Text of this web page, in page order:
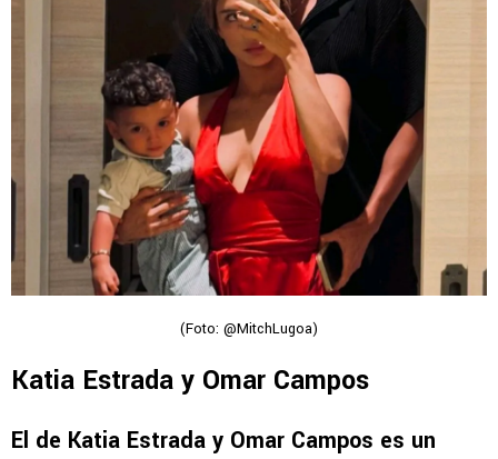
(Foto: @MitchLugoa)
Katia Estrada y Omar Campos
El de Katia Estrada y Omar Campos es un